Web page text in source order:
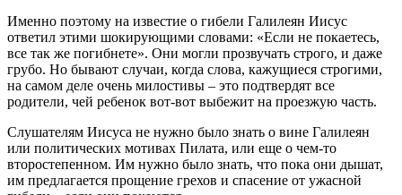
Именно поэтому на известие о гибели Галилеян Иисус
ответил этими шокирующими словами: «Если не покаетесь,
все так же погибнете». Они могли прозвучать строго, и даже
грубо. Но бывают случаи, когда слова, кажущиеся строгими,
на самом деле очень милостивы – это подтвердят все
родители, чей ребенок вот-вот выбежит на проезжую часть.
Слушателям Иисуса не нужно было знать о вине Галилеян
или политических мотивах Пилата, или еще о чем-то
второстепенном. Им нужно было знать, что пока они дышат,
им предлагается прощение грехов и спасение от ужасной